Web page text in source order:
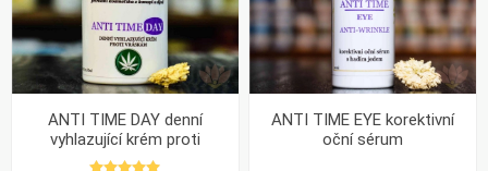
ANTI TIME DAY denní
vyhlazující krém proti
vráskám 50ml
ANTI TIME EYE korektivní
oční sérum